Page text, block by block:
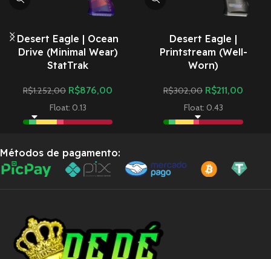
Desert Eagle | Ocean
Drive (Minimal Wear)
StatTrak
R$1.252,00 R$876,00
Float: 0.13
Desert Eagle |
Printstream (Well-
Worn)
R$302,00 R$211,00
Float: 0.43
Métodos de pagamento: